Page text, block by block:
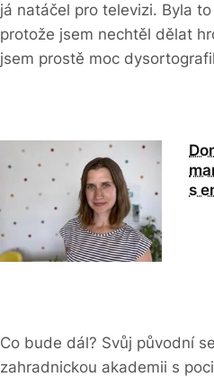
já natáčel pro televizi. Byla
protože jsem nechtěl dělat
jsem prostě moc
s
Co bude dál? Svůj původní
zahradnickou akademii s